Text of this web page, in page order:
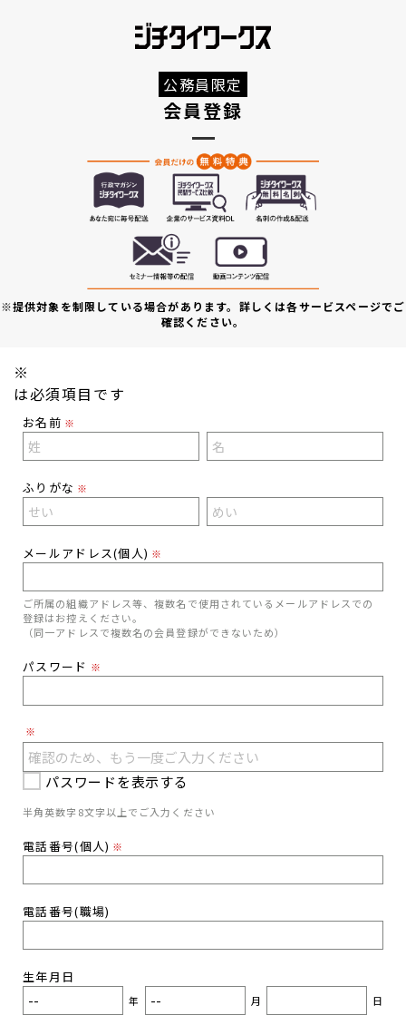
公務員限定
会員登録
※提供対象を制限している場合があります。詳しくは各サービスページでご
確認ください。
※
は必須項目です
お名前 ※
ふりがな ※
メールアドレス(個人) ※
ご所属の組織アドレス等、複数名で使用されているメールアドレスでの
登録はお控えください。
（同一アドレスで複数名の会員登録ができないため）
パスワード ※
※
パスワードを表示する
半角英数字8文字以上でご入力ください
電話番号(個人) ※
電話番号(職場)
生年月日
年 月 日